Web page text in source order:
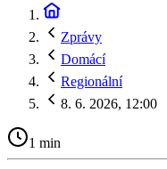
Zprávy
Domácí
Regionální
8. 6. 2026, 12:00
1 min